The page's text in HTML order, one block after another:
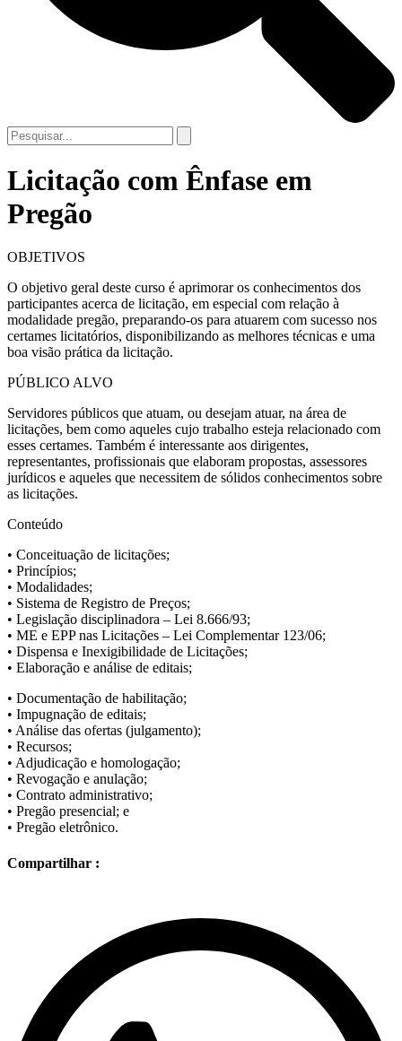
Licitação com Ênfase em
Pregão
OBJETIVOS
O objetivo geral deste curso é aprimorar os conhecimentos dos
participantes acerca de licitação, em especial com relação à
modalidade pregão, preparando-os para atuarem com sucesso nos
certames licitatórios, disponibilizando as melhores técnicas e uma
boa visão prática da licitação.
PÚBLICO ALVO
Servidores públicos que atuam, ou desejam atuar, na área de
licitações, bem como aqueles cujo trabalho esteja relacionado com
esses certames. Também é interessante aos dirigentes,
representantes, profissionais que elaboram propostas, assessores
jurídicos e aqueles que necessitem de sólidos conhecimentos sobre
as licitações.
Conteúdo
• Conceituação de licitações;
• Princípios;
• Modalidades;
• Sistema de Registro de Preços;
• Legislação disciplinadora – Lei 8.666/93;
• ME e EPP nas Licitações – Lei Complementar 123/06;
• Dispensa e Inexigibilidade de Licitações;
• Elaboração e análise de editais;
• Documentação de habilitação;
• Impugnação de editais;
• Análise das ofertas (julgamento);
• Recursos;
• Adjudicação e homologação;
• Revogação e anulação;
• Contrato administrativo;
• Pregão presencial; e
• Pregão eletrônico.
Compartilhar :